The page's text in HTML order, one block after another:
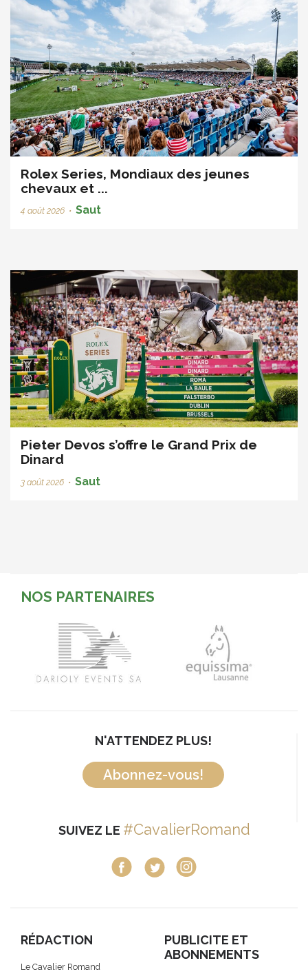
Rolex Series, Mondiaux des jeunes
chevaux et ...
4 août 2026 • Saut
Pieter Devos s’offre le Grand Prix de
Dinard
3 août 2026 • Saut
NOS PARTENAIRES
N'ATTENDEZ PLUS!
Abonnez-vous!
SUIVEZ LE #CavalierRomand
RÉDACTION
Le Cavalier Romand
PUBLICITE ET
ABONNEMENTS